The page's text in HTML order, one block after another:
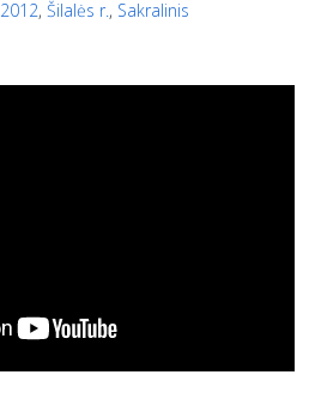
2012, Šilalės r., Sakralinis